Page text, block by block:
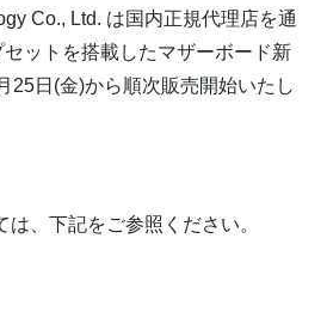
Co., Ltd. は国内正規代理店を通
ットを搭載したマザーボード新
25日(金)から順次販売開始いたし
、下記をご参照ください。